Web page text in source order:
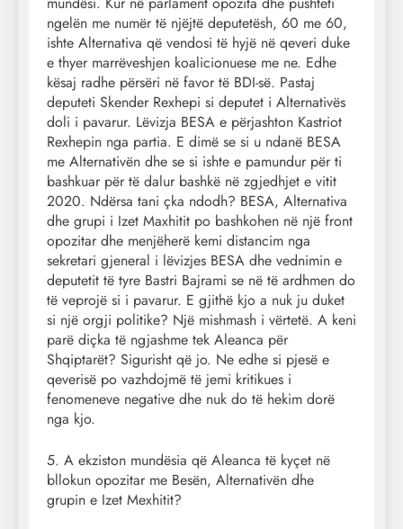
ngelën me numër të njëjtë deputetësh, 60 me 60,
ishte Alternativa që vendosi të hyjë në qeveri duke
e thyer marrëveshjen koalicionuese me ne. Edhe
kësaj radhe përsëri në favor të BDI-së. Pastaj
deputeti Skender Rexhepi si deputet i Alternativës
doli i pavarur. Lëvizja BESA e përjashton Kastriot
Rexhepin nga partia. E dimë se si u ndanë BESA
me Alternativën dhe se si ishte e pamundur për ti
bashkuar për të dalur bashkë në zgjedhjet e vitit
2020. Ndërsa tani çka ndodh? BESA, Alternativa
dhe grupi i Izet Maxhitit po bashkohen në një front
opozitar dhe menjëherë kemi distancim nga
sekretari gjeneral i lëvizjes BESA dhe vednimin e
deputetit të tyre Bastri Bajrami se në të ardhmen do
të veprojë si i pavarur. E gjithë kjo a nuk ju duket
si një orgji politike? Një mishmash i vërtetë. A keni
parë diçka të ngjashme tek Aleanca për
Shqiptarët? Sigurisht që jo. Ne edhe si pjesë e
qeverisë po vazhdojmë të jemi kritikues i
fenomeneve negative dhe nuk do të hekim dorë
nga kjo.
5. A ekziston mundësia që Aleanca të kyçet në
bllokun opozitar me Besën, Alternativën dhe
grupin e Izet Mexhitit?